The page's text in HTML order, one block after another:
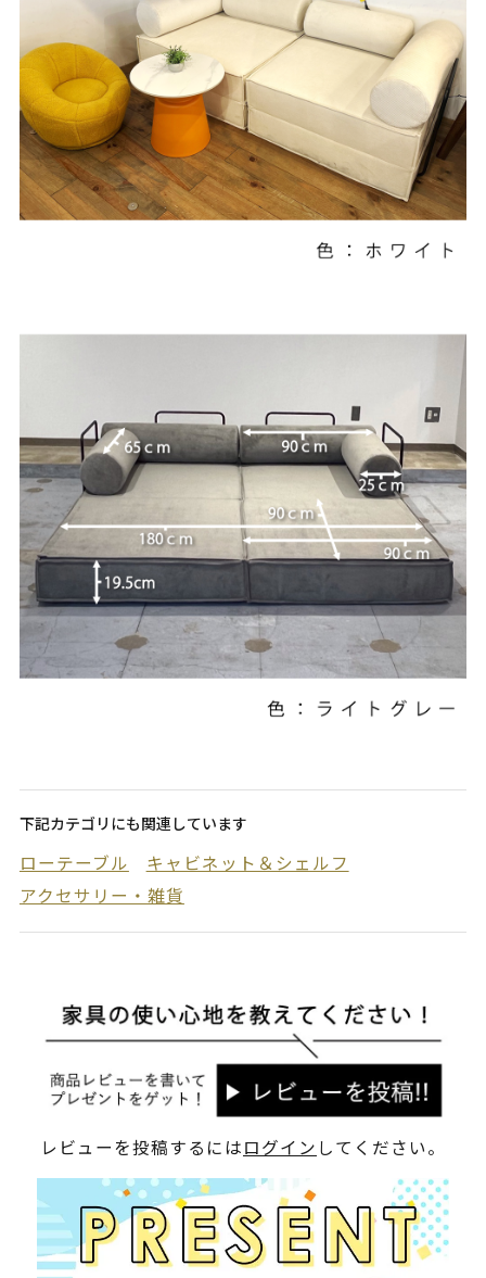
下記カテゴリにも関連しています
ローテーブル
キャビネット＆シェルフ
アクセサリー・雑貨
レビューを投稿するにはログイン してください。